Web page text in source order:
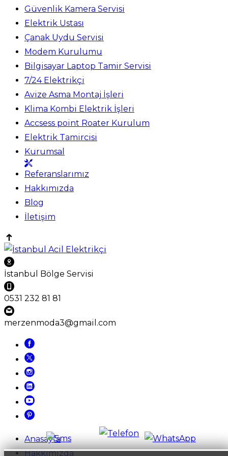
Güvenlik Kamera Servisi
Elektrik Ustası
Çanak Uydu Servisi
Modem Kurulumu
Bilgisayar Laptop Tamir Servisi
7/24 Elektrikçi
Avize Asma Montaj İşleri
Klima Kombi Elektrik İşleri
Accsess point Roater Kurulum
Elektrik Tamircisi
Kurumsal
Referanslarımız
Hakkımızda
Blog
İletişim
İstanbul Bölge Servisi
0531 232 81 81
merzenmoda3@gmail.com
Anasayfa
Hakkımızda